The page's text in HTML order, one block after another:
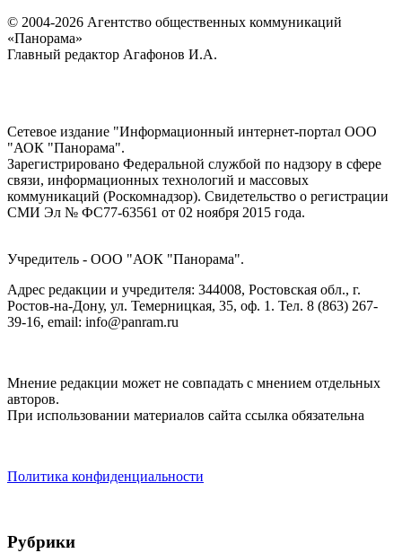
© 2004-2026 Агентство общественных коммуникаций
«Панорама»
Главный редактор Агафонов И.А.
Сетевое издание "Информационный интернет-портал ООО
"АОК "Панорама".
Зарегистрировано Федеральной службой по надзору в сфере
связи, информационных технологий и массовых
коммуникаций (Роскомнадзор). Cвидетельство о регистрации
СМИ Эл № ФС77-63561 от 02 ноября 2015 года.
Учредитель - ООО "АОК "Панорама".
Адрес редакции и учредителя: 344008, Ростовская обл., г.
Ростов-на-Дону, ул. Темерницкая, 35, оф. 1. Тел. 8 (863) 267-
39-16, email: info@panram.ru
Мнение редакции может не совпадать с мнением отдельных
авторов.
При использовании материалов сайта ссылка обязательна
Политика конфиденциальности
Рубрики